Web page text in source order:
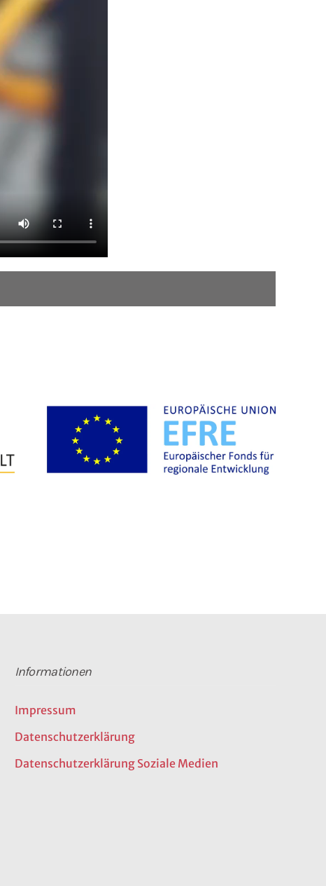
Informationen
Impressum
Datenschutzerklärung
Datenschutzerklärung Soziale Medien